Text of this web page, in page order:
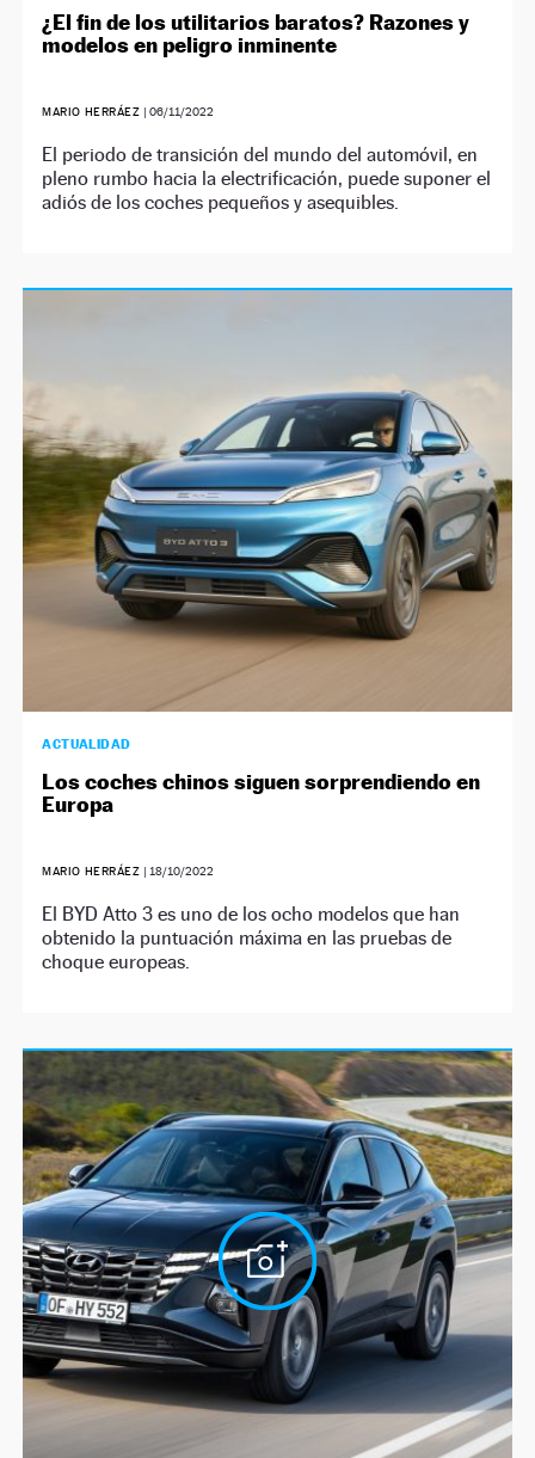
¿El fin de los utilitarios baratos? Razones y
modelos en peligro inminente
MARIO HERRÁEZ | 06/11/2022
El periodo de transición del mundo del automóvil, en
pleno rumbo hacia la electrificación, puede suponer el
adiós de los coches pequeños y asequibles.
ACTUALIDAD
Los coches chinos siguen sorprendiendo en
Europa
MARIO HERRÁEZ | 18/10/2022
El BYD Atto 3 es uno de los ocho modelos que han
obtenido la puntuación máxima en las pruebas de
choque europeas.